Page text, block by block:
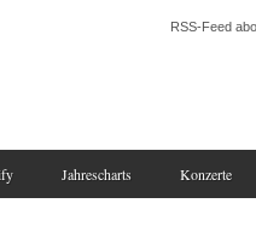
RSS-Feed
Jahrescharts Konzerte